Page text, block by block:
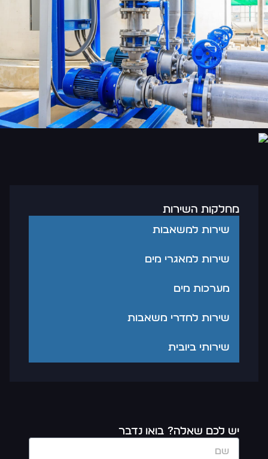
מחלקות השירות
שירות למשאבות
שירות למאגרי מים
מערכות מים
שירות לחדרי משאבות
שירותי ביובית
יש לכם שאלה? בואו נדבר